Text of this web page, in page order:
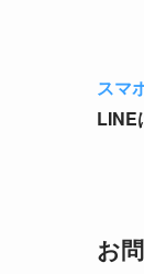
スマ
LINE
お